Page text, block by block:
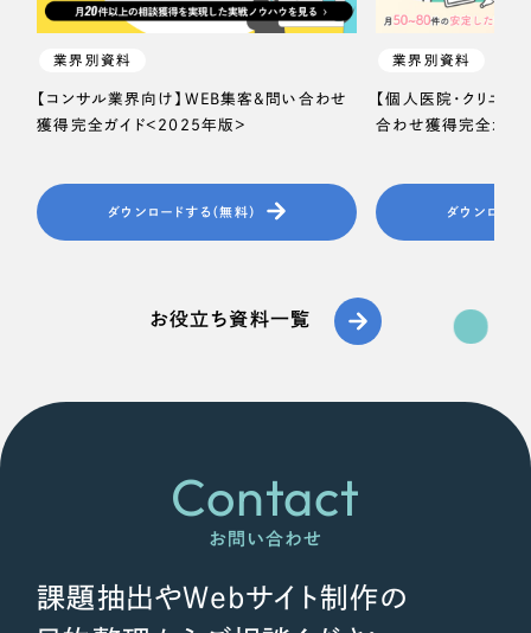
業界別資料
【コンサル業界向け】WEB集客＆問い合わせ
獲得完全ガイド＜2025年版＞
ダウンロードする（無料）
業界別資料
【個人医院・クリニッ
合わせ獲得完全ガイ
ダウンロード
お役立ち資料一覧
Contact
お問い合わせ
課題抽出やWebサイト制作の